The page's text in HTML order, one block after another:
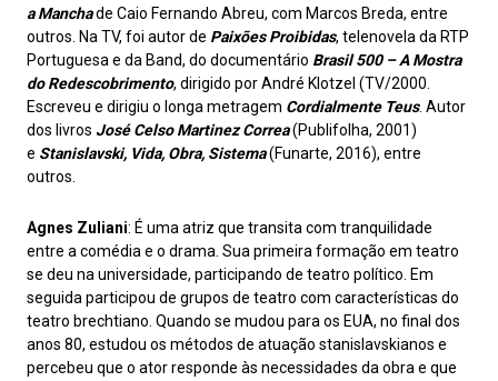
a Manchade Caio Fernando Abreu, com Marcos Breda, entre
outros. Na TV, foi autor de Paixões Proibidas, telenovela da RTP
Portuguesa e da Band, do documentário Brasil 500 – A Mostra
do Redescobrimento, dirigido por André Klotzel (TV/2000.
Escreveu e dirigiu o longa metragem Cordialmente Teus. Autor
dos livros José Celso Martinez Correa(Publifolha, 2001)
e Stanislavski, Vida, Obra, Sistema(Funarte, 2016), entre
outros.
Agnes Zuliani: É uma atriz que transita com tranquilidade
entre a comédia e o drama. Sua primeira formação em teatro
se deu na universidade, participando de teatro político. Em
seguida participou de grupos de teatro com características do
teatro brechtiano. Quando se mudou para os EUA, no final dos
anos 80, estudou os métodos de atuação stanislavskianos e
percebeu que o ator responde às necessidades da obra e que